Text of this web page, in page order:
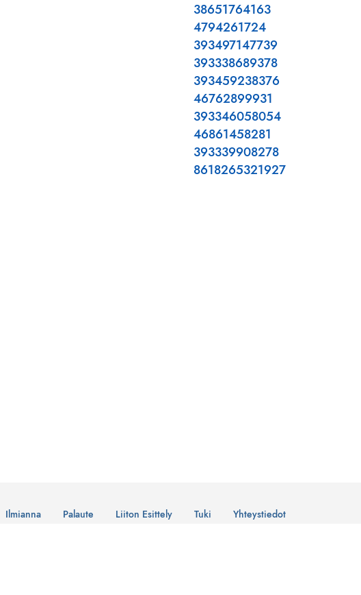
38651764163
4794261724
393497147739
393338689378
393459238376
46762899931
393346058054
46861458281
393339908278
8618265321927
Ilmianna Palaute Liiton Esittely Tuki
Yhteystiedot